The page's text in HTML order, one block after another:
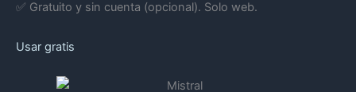
✅ Gratuito y sin cuenta (opcional). Solo web.
Usar gratis